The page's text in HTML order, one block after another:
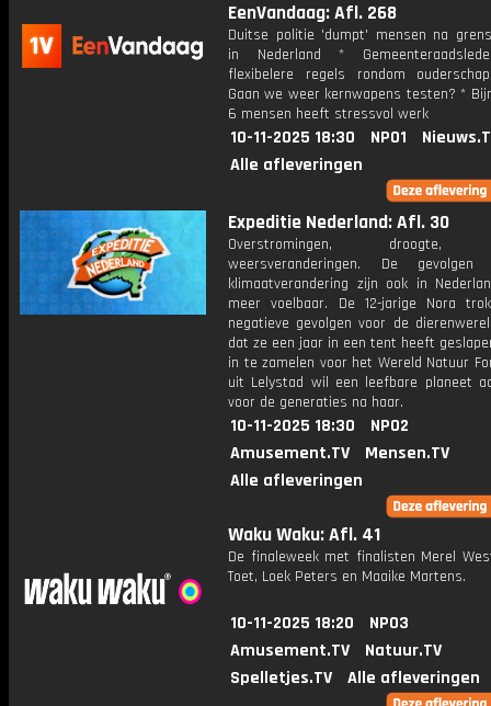
EenVandaag: Afl. 268
Duitse politie 'dumpt' mensen na
in Nederland *
flexibelere regels rondom
Gaan we weer kernwapens testen? *
6 mensen heeft stressvol werk
10-11-2025 18:30 NPO1
Alle afleveringen
Expeditie Nederland: Afl. 30
Overstromingen, droogte,
weersveranderingen. De
klimaatverandering zijn ook in
meer voelbaar. De 12-jarige Nora
negatieve gevolgen voor de
dat ze een jaar in een tent heeft
in te zamelen voor het Wereld Natuur
uit Lelystad wil een leefbare planeet
voor de generaties na haar.
10-11-2025 18:30
NPO2
Amusement.TV
Mensen.TV
Alle afleveringen
Waku Waku: Afl. 41
De finaleweek met finalisten Merel
Toet, Loek Peters en Maaike Martens.
10-11-2025 18:20
NPO3
Amusement.TV
Natuur.TV
Spelletjes.TV
Alle afleveringen